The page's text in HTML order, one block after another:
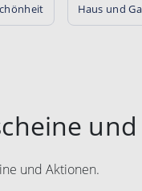
Haus und
und Aktionen.